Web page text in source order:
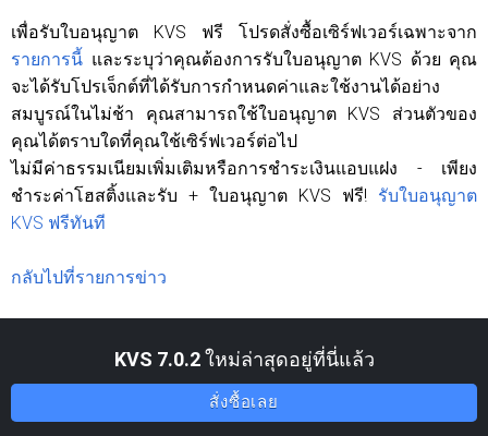
เพื่อรับใบอนุญาต KVS ฟรี โปรดสั่งซื้อเซิร์ฟเวอร์เฉพาะจาก
รายการนี้ และระบุว่าคุณต้องการรับใบอนุญาต KVS ด้วย คุณ
จะได้รับโปรเจ็กต์ที่ได้รับการกำหนดค่าและใช้งานได้อย่าง
สมบูรณ์ในไม่ช้า คุณสามารถใช้ใบอนุญาต KVS ส่วนตัวของ
คุณได้ตราบใดที่คุณใช้เซิร์ฟเวอร์ต่อไป
ไม่มีค่าธรรมเนียมเพิ่มเติมหรือการชำระเงินแอบแฝง - เพียง
ชำระค่าโฮสติ้งและรับ + ​​ใบอนุญาต KVS ฟรี! รับใบอนุญาต
KVS ฟรีทันที
กลับไปที่รายการข่าว
KVS 7.0.2ใหม่ล่าสุดอยู่ที่นี่แล้ว
สั่งซื้อเลย